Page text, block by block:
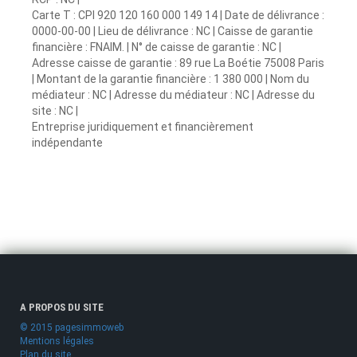
Carte T : CPI 920 120 160 000 149 14 | Date de délivrance :
0000-00-00 | Lieu de délivrance : NC | Caisse de garantie
financière : FNAIM. | N° de caisse de garantie : NC |
Adresse caisse de garantie : 89 rue La Boétie 75008 Paris
| Montant de la garantie financière : 1 380 000 | Nom du
médiateur : NC | Adresse du médiateur : NC | Adresse du
site : NC |
Entreprise juridiquement et financièrement
indépendante
A PROPOS DU SITE
© 2015 pagesimmoweb
Mentions légales
Plan du site